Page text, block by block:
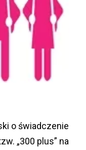
o świadczenie
„300 plus” na